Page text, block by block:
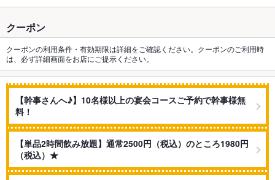
クーポン
クーポンの利用条件・有効期限は詳細をご確認ください。クーポンのご利用時
は、必ず詳細画面をお店にご提示ください。
【幹事さんへ♪】10名様以上の宴会コースご予約で幹事様無
料！
【単品2時間飲み放題】通常2500円（税込）のところ1980円
（税込）★